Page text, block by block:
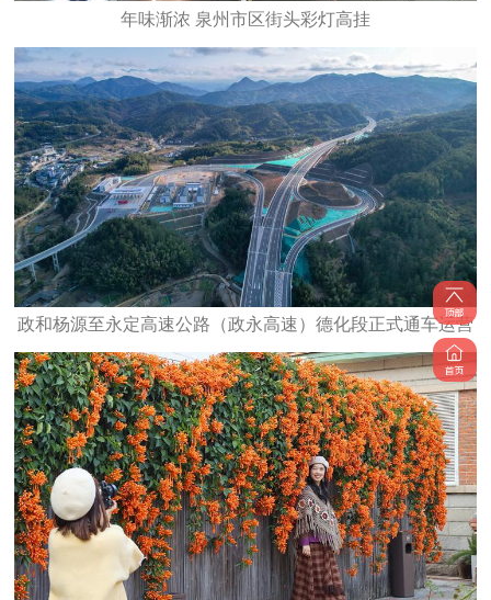
年味渐浓 泉州市区街头彩灯高挂
政和杨源至永定高速公路（政永高速）德化段正式通车运营